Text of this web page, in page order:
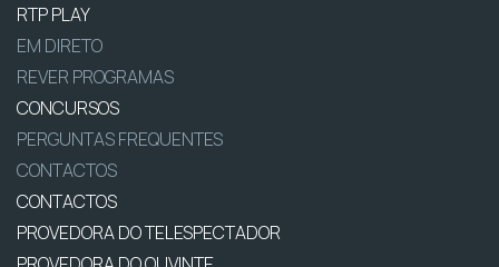
RTP PLAY
EM DIRETO
REVER PROGRAMAS
CONCURSOS
PERGUNTAS FREQUENTES
CONTACTOS
CONTACTOS
PROVEDORA DO TELESPECTADOR